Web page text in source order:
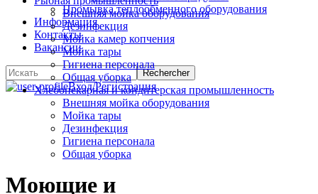
Промывка теплообменного оборудования
Информация
Контакты
Вакансии
Вход/Регистрация
Внешняя мойка оборудования
Дезинфекция
Мойка камер копчения
Мойка тары
Гигиена персонала
Общая уборка
Хлебопекарная и кондитерская промышленность
Внешняя мойка оборудования
Мойка тары
Дезинфекция
Гигиена персонала
Общая уборка
Моющие и